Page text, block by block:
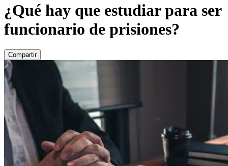
¿Qué hay que estudiar para ser
funcionario de prisiones?
Compartir